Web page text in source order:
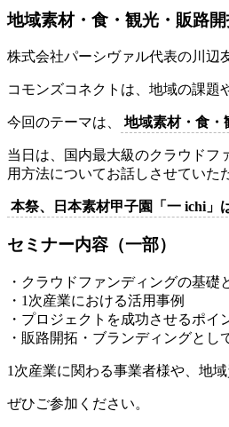
地域素材・食・観光・販路
株式会社パーシヴァル代表の川辺
コモンズコネクトは、地域の課題
今回のテーマは、 地域素材・食・
当日は、国内最大級のクラウドフ
用方法についてお話しさせていた
本祭、日本素材甲子園「一 ichi」
セミナー内容（一部）
・クラウドファンディングの基礎
・1次産業における活用事例
・プロジェクトを成功させるポイ
・販路開拓・ブランディングとし
1次産業に関わる事業者様や、地
ぜひご参加ください。